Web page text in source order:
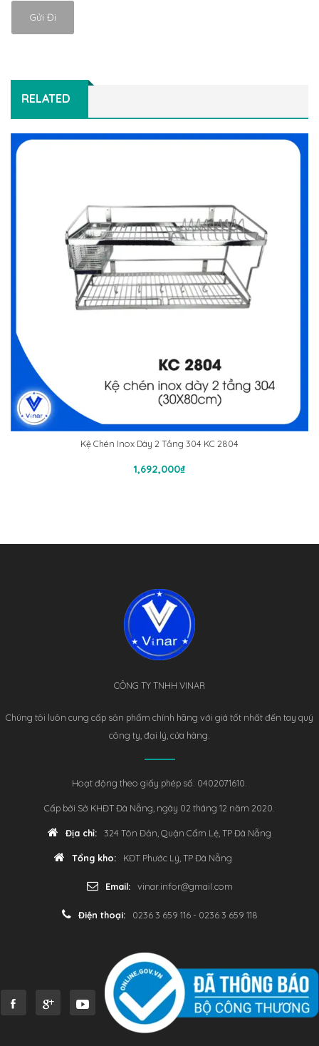
RELATED
Kệ Chén Inox Dày 2 Tầng 304 KC 2804
1,692,000₫
Thêm Vào Giỏ Hàng
CÔNG TY TNHH VINAR
Chúng tôi luôn cung cấp sản phẩm chính hãng với giá tốt nhất đến tay quý
công ty, đại lý, cửa hàng.
Hoạt động theo giấy phép số: 0402071610.
Cấp bởi Sở KHĐT Đà Nẵng, ngày 02 tháng 12 năm 2020.
Địa chỉ: 324 Tôn Đản, Quận Cẩm Lệ, TP Đà Nẵng
Tổng kho: KĐT Phước Lý, TP Đà Nẵng
Email: vinar.infor@gmail.com
Điện thoại: 0236 3 659 116 - 0236 3 659 118